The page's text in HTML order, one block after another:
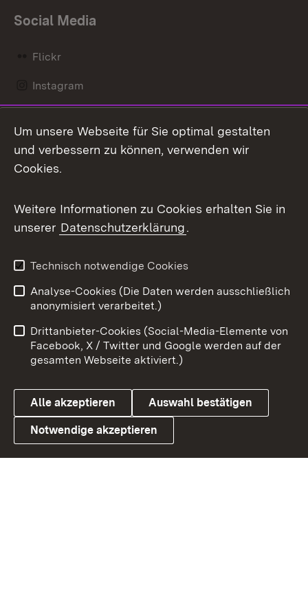
Social Media
Flickr
Instagram
Mastodon
Messenger
Social Wall
X / Twitter
Youtube
Link zum Landesportal
Benutzungshinweise
Barrierefreiheit
Datenschutz
Cookies
Um unsere Webseite für Sie optimal gestalten
und verbessern zu können, verwenden wir
Cookies.
Weitere Informationen zu Cookies erhalten Sie in
unserer Datenschutzerklärung.
Technisch notwendige Cookies
Analyse-Cookies (Die Daten werden ausschließlich
anonymisiert verarbeitet.)
Drittanbieter-Cookies (Social-Media-Elemente von
Facebook, X / Twitter und Google werden auf der
gesamten Webseite aktiviert.)
Alle akzeptieren Auswahl bestätigen
Notwendige akzeptieren